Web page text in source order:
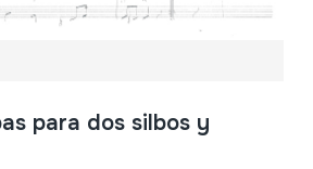
para dos silbos y